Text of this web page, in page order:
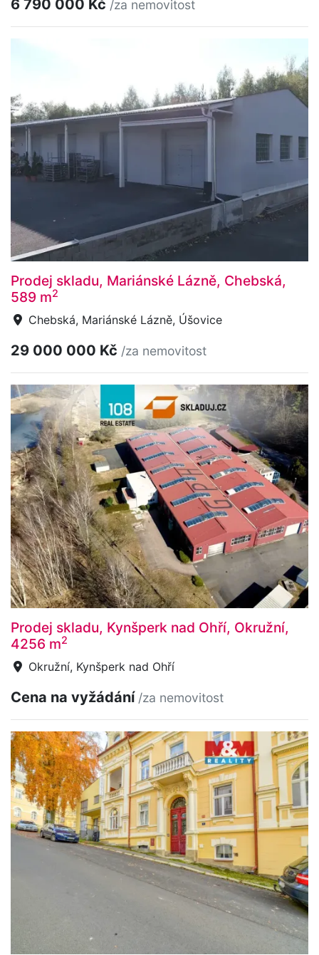
6 790 000 Kč /za nemovitost
Prodej skladu, Mariánské Lázně, Chebská,
589 m2
Chebská, Mariánské Lázně, Úšovice
29 000 000 Kč /za nemovitost
Prodej skladu, Kynšperk nad Ohří, Okružní,
4256 m2
Okružní, Kynšperk nad Ohří
Cena na vyžádání /za nemovitost